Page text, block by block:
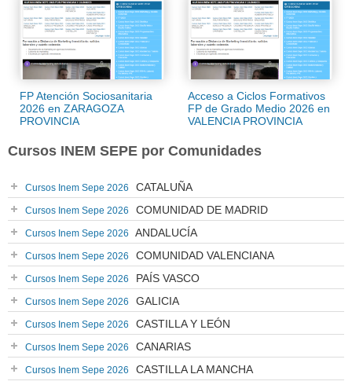
FP Atención Sociosanitaria
2026 en ZARAGOZA
PROVINCIA
Acceso a Ciclos Formativos
FP de Grado Medio 2026 en
VALENCIA PROVINCIA
Cursos INEM SEPE por Comunidades
Cursos Inem Sepe 2026 CATALUÑA
Cursos Inem Sepe 2026 COMUNIDAD DE MADRID
Cursos Inem Sepe 2026 ANDALUCÍA
Cursos Inem Sepe 2026 COMUNIDAD VALENCIANA
Cursos Inem Sepe 2026 PAÍS VASCO
Cursos Inem Sepe 2026 GALICIA
Cursos Inem Sepe 2026 CASTILLA Y LEÓN
Cursos Inem Sepe 2026 CANARIAS
Cursos Inem Sepe 2026 CASTILLA LA MANCHA